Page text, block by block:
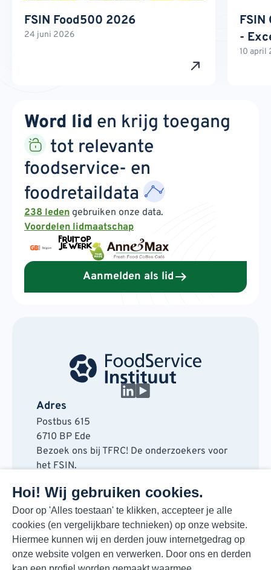
Hoi! Wij gebruiken cookies.
Door op 'Alles toestaan' te klikken, accepteer je alle
cookies (en vergelijkbare technieken) op onze website.
Hiermee kunnen wij en derden jouw internetgedrag op
onze website volgen en verwerken. Door ons en derden
FSIN Food500 2026
24 juni 2026
-
10 april
Word lid en krijg toegang
tot relevante
foodservice- en
foodretaildata
238 leden gebruiken onze data.
Voordelen lidmaatschap
Aanmelden als lid
Adres
Postbus 615
6710 BP Ede
Bezoek ons bij TFRC! De onderzoekers voor
het FSIN.
6717 LT Ede
Contact
088 730 48 00
info@fsin.nl
Nieuwsbrief